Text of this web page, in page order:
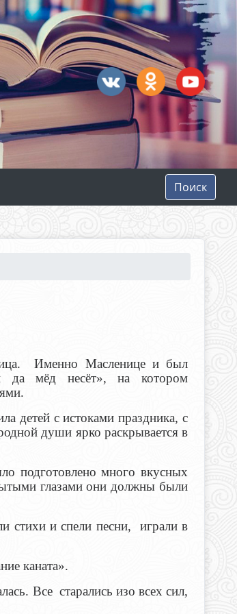
Поиск
Именно Масленице и был
да мёд несёт», на котором
с истоками праздника, с
души ярко раскрывается в
подготовлено много вкусных
глазами они должны были
и спели песни, играли в
каната».
Все старались изо всех сил,